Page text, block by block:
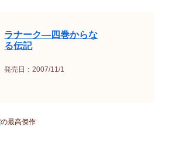
ラナーク―四巻からな
る伝記
発売日：2007/11/1
の最高傑作